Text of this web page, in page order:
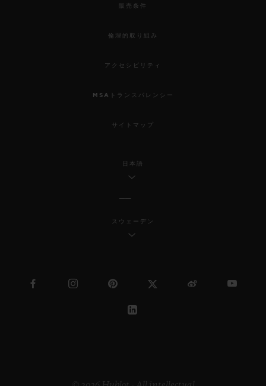
販売条件
倫理的取り組み
アクセシビリティ
MSAトランスパレンシー
サイトマップ
日本語
スウェーデン